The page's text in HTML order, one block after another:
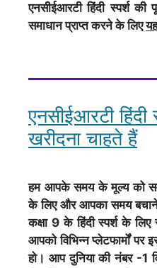
एनसीईआरटी हिंदी स्पर्श
समाधान प्राप्त करने के लिए
एनसीईआरटी हिंदी
खरीदना चाहते हैं
हम आपके समय के मूल्य को
के लिए और आपका समय
कक्षा 9 के हिंदी स्पर्श के लिए
आपको विभिन्न प्लेटफार्मों
हो। आप दुनिया की नंबर -1